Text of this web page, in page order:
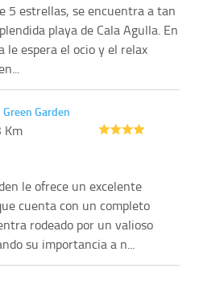
5 estrellas, se encuentra a tan
playa de Cala Agulla. En
le espera el ocio y el relax
Green Garden
Km
le ofrece un excelente
cuenta con un completo
rodeado por un valioso
su importancia a n...